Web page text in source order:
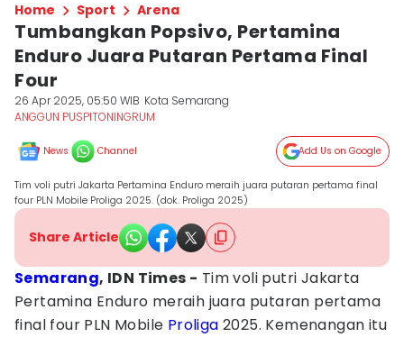
Home Sport Arena
Tumbangkan Popsivo, Pertamina
Enduro Juara Putaran Pertama Final
Four
26 Apr 2025, 05:50 WIB Kota Semarang
ANGGUN PUSPITONINGRUM
News Channel Add Us on Google
Tim voli putri Jakarta Pertamina Enduro meraih juara putaran pertama final
four PLN Mobile Proliga 2025. (dok. Proliga 2025)
Share Article
Semarang, IDN Times - Tim voli putri Jakarta
Pertamina Enduro meraih juara putaran pertama
final four PLN Mobile Proliga 2025. Kemenangan itu